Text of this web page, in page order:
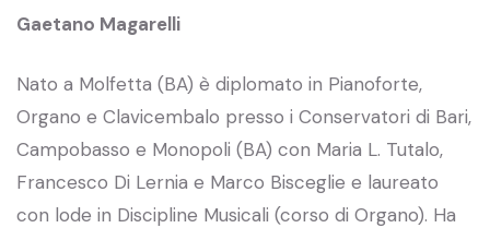
Gaetano Magarelli
Nato a Molfetta (BA) è diplomato in Pianoforte,
Organo e Clavicembalo presso i Conservatori di Bari,
Campobasso e Monopoli (BA) con Maria L. Tutalo,
Francesco Di Lernia e Marco Bisceglie e laureato
con lode in Discipline Musicali (corso di Organo). Ha